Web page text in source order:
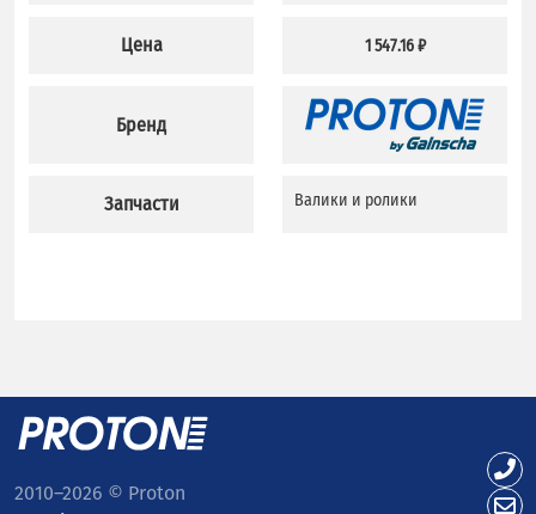
Цена
Бренд
Запчасти
1 547.16 ₽
Валики и ролики
2010–2026 © Proton